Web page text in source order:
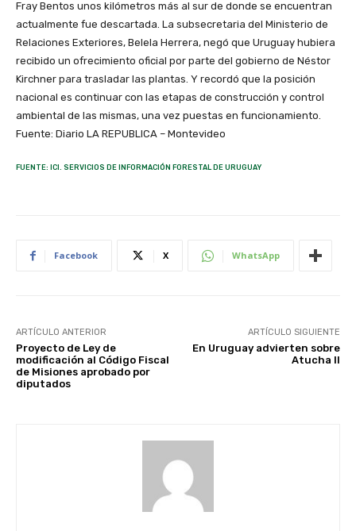
Fray Bentos unos kilómetros más al sur de donde se encuentran
actualmente fue descartada. La subsecretaria del Ministerio de
Relaciones Exteriores, Belela Herrera, negó que Uruguay hubiera
recibido un ofrecimiento oficial por parte del gobierno de Néstor
Kirchner para trasladar las plantas. Y recordó que la posición
nacional es continuar con las etapas de construcción y control
ambiental de las mismas, una vez puestas en funcionamiento.
Fuente: Diario LA REPUBLICA – Montevideo
FUENTE: ICI. SERVICIOS DE INFORMACIÓN FORESTAL DE URUGUAY
Facebook X WhatsApp
ARTÍCULO ANTERIOR
Proyecto de Ley de
modificación al Código Fiscal
de Misiones aprobado por
diputados
ARTÍCULO SIGUIENTE
En Uruguay advierten sobre
Atucha II